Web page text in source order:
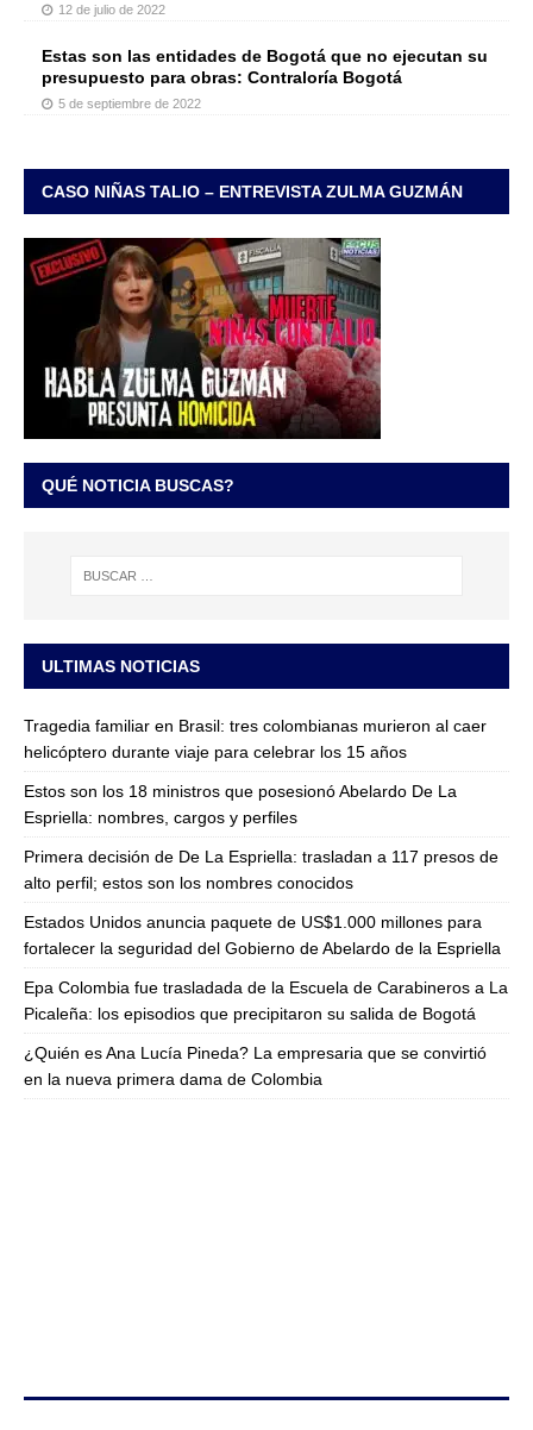
12 de julio de 2022
Estas son las entidades de Bogotá que no ejecutan su
presupuesto para obras: Contraloría Bogotá
5 de septiembre de 2022
CASO NIÑAS TALIO – ENTREVISTA ZULMA GUZMÁN
QUÉ NOTICIA BUSCAS?
ULTIMAS NOTICIAS
Tragedia familiar en Brasil: tres colombianas murieron al caer
helicóptero durante viaje para celebrar los 15 años
Estos son los 18 ministros que posesionó Abelardo De La
Espriella: nombres, cargos y perfiles
Primera decisión de De La Espriella: trasladan a 117 presos de
alto perfil; estos son los nombres conocidos
Estados Unidos anuncia paquete de US$1.000 millones para
fortalecer la seguridad del Gobierno de Abelardo de la Espriella
Epa Colombia fue trasladada de la Escuela de Carabineros a La
Picaleña: los episodios que precipitaron su salida de Bogotá
¿Quién es Ana Lucía Pineda? La empresaria que se convirtió
en la nueva primera dama de Colombia